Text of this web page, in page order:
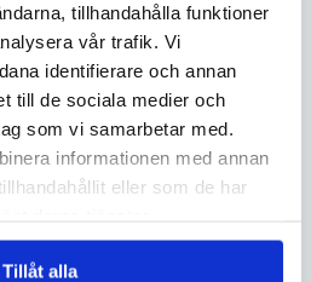
tillhandahålla funktioner
vår trafik. Vi
identifierare och annan
till de sociala medier och
som vi samarbetar med.
informationen med annan
eller som de har
Tillåt alla
PRIS